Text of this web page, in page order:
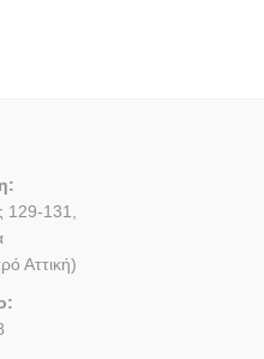
129-131,
Αττική)